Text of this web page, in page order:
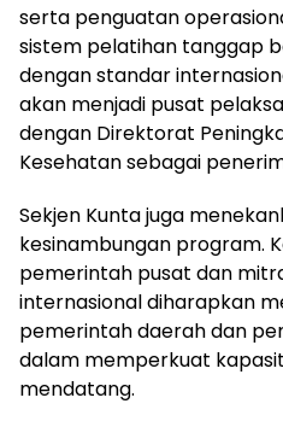
serta penguatan
sistem pelatihan tanggap
dengan standar
akan menjadi pusat
dengan Direktorat
Kesehatan sebagai
Sekjen Kunta juga
kesinambungan program.
pemerintah pusat dan
internasional diharapkan
pemerintah daerah dan
dalam memperkuat
mendatang.